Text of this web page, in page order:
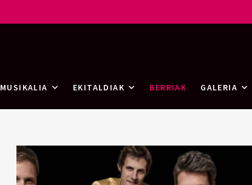
MUSIKALIA EKITALDIAK BERRIAK GALERIA